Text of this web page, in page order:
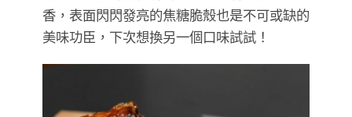
香，表面閃閃發亮的焦糖脆殼也是不可或缺的
美味功臣，下次想換另一個口味試試！